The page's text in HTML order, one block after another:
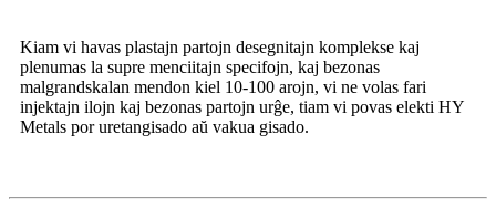
Kiam vi havas plastajn partojn desegnitajn komplekse kaj
plenumas la supre menciitajn specifojn, kaj bezonas
malgrandskalan mendon kiel 10-100 arojn, vi ne volas fari
injektajn ilojn kaj bezonas partojn urĝe, tiam vi povas elekti HY
Metals por uretangisado aŭ vakua gisado.